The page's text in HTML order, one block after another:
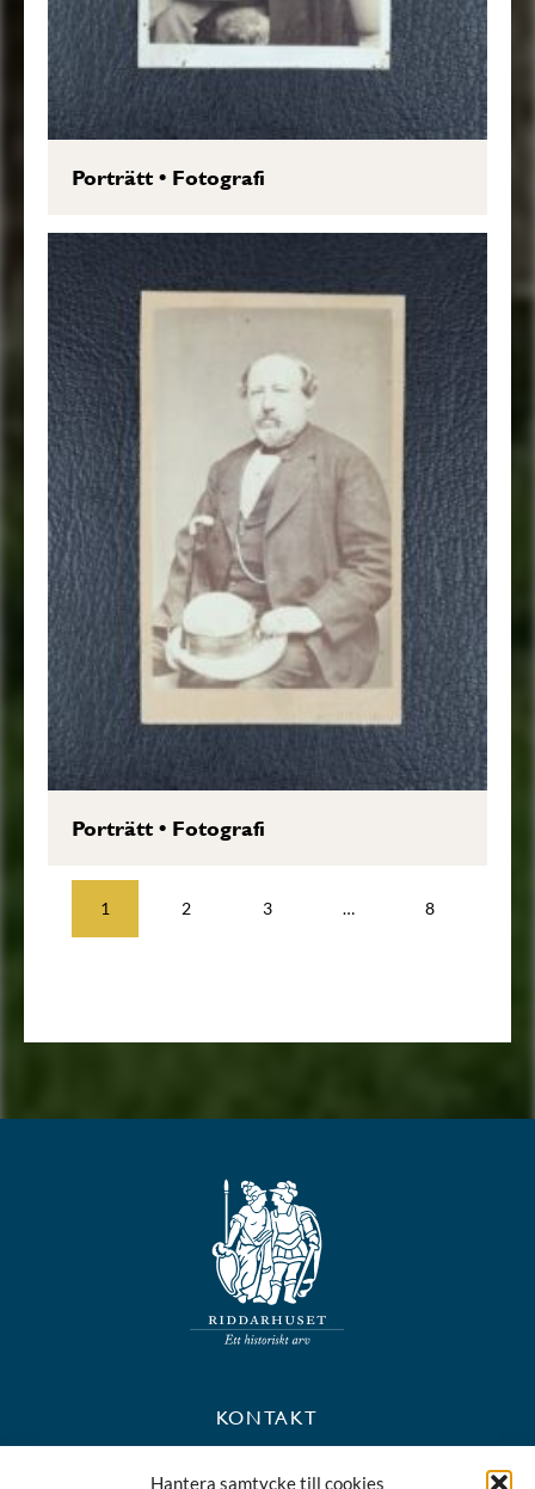
Hantera samtycke till cookies
Porträtt• Fotografi
Porträtt• Fotografi
1 2 3 … 8
KONTAKT